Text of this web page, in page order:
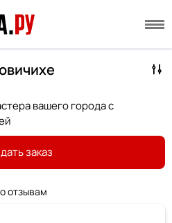
вашего города с
заказ
отзывам